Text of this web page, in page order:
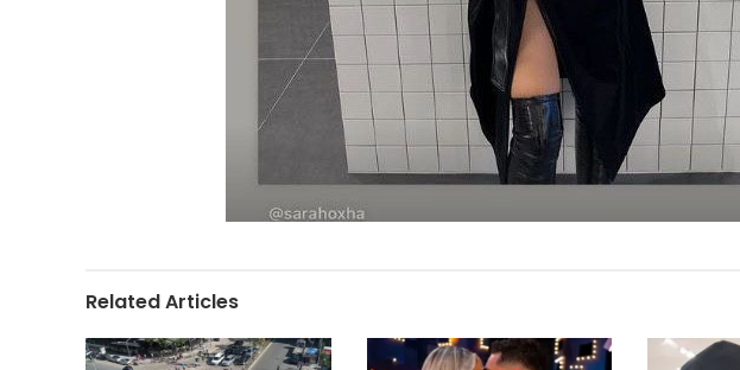
Related Articles